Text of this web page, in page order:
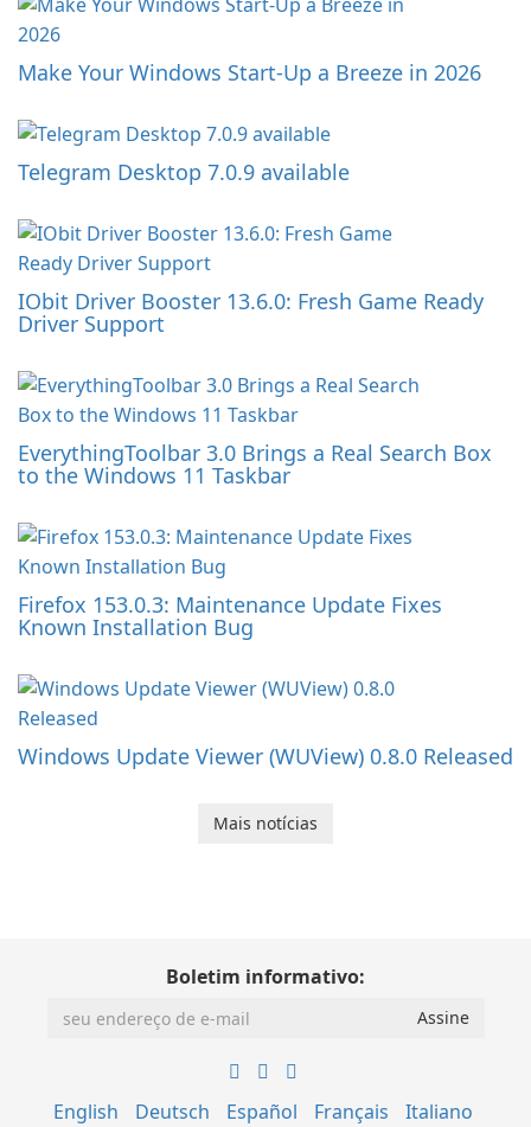
Make Your Windows Start-Up a Breeze in 2026
Telegram Desktop 7.0.9 available
IObit Driver Booster 13.6.0: Fresh Game Ready
Driver Support
EverythingToolbar 3.0 Brings a Real Search Box
to the Windows 11 Taskbar
Firefox 153.0.3: Maintenance Update Fixes
Known Installation Bug
Windows Update Viewer (WUView) 0.8.0 Released
Mais notícias
Boletim informativo:
English Deutsch Español Français
Italiano